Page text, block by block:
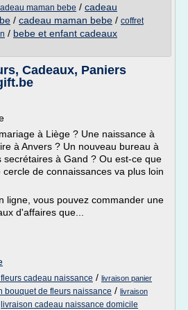
maman bebe / cadeau
/ cadeau maman bebe / coffret
/ bebe et enfant cadeaux
Cadeaux, Paniers
à Liège ? Une naissance à
à Anvers ? Un nouveau bureau à
secrétaires à Gand ? Ou est-ce que
de connaissances va plus loin
ligne, vous pouvez commander une
d'affaires que...
cadeau naissance / livraison panier
bouquet de fleurs naissance / livraison
livraison cadeau naissance domicile